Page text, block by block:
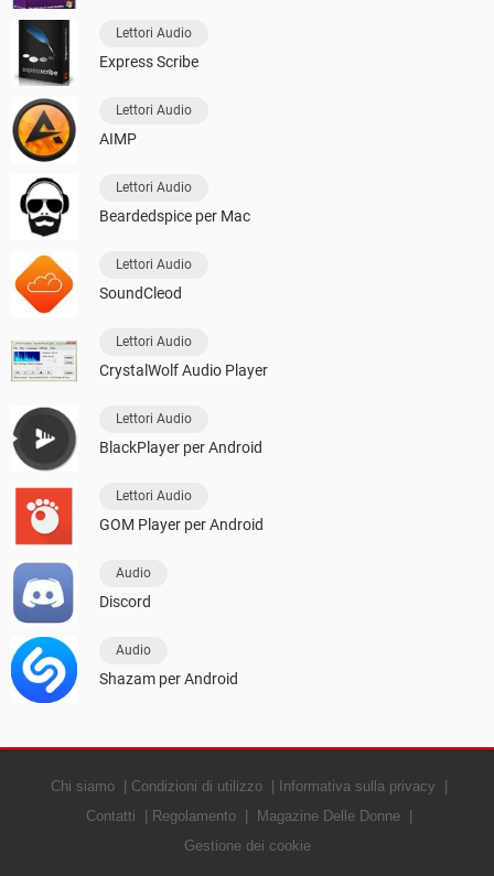
Lettori Audio
Express Scribe
Lettori Audio
AIMP
Lettori Audio
Beardedspice per Mac
Lettori Audio
SoundCleod
Lettori Audio
CrystalWolf Audio Player
Lettori Audio
BlackPlayer per Android
Lettori Audio
GOM Player per Android
Audio
Discord
Audio
Shazam per Android
Chi siamo Condizioni di utilizzo
Informativa sulla privacy
Contatti
Regolamento
Magazine Delle Donne
Gestione dei cookie